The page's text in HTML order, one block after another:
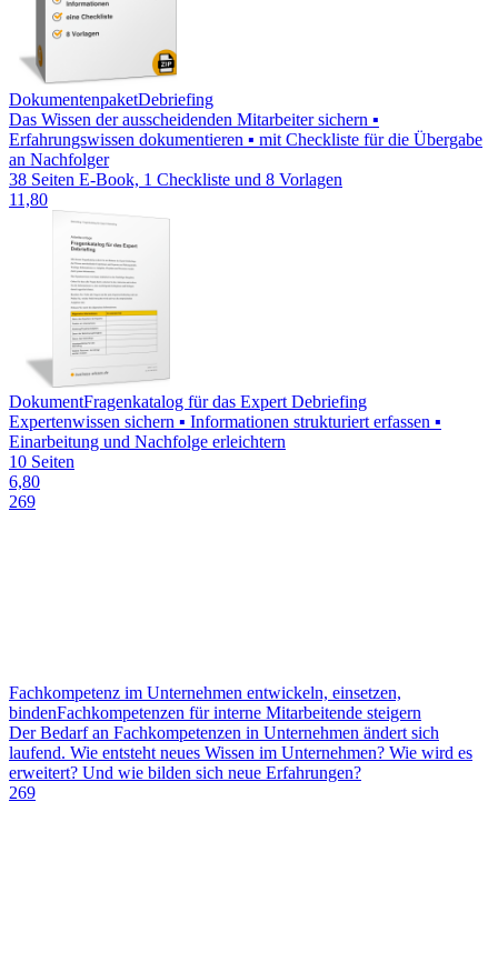
DokumentenpaketDebriefing
Das Wissen der ausscheidenden Mitarbeiter sichern ▪
Erfahrungswissen dokumentieren ▪ mit Checkliste für die Übergabe
an Nachfolger
38 Seiten E-Book, 1 Checkliste und 8 Vorlagen
11,80
DokumentFragenkatalog für das Expert Debriefing
Expertenwissen sichern ▪ Informationen strukturiert erfassen ▪
Einarbeitung und Nachfolge erleichtern
10 Seiten
6,80
269
Fachkompetenz im Unternehmen entwickeln, einsetzen,
bindenFachkompetenzen für interne Mitarbeitende steigern
Der Bedarf an Fachkompetenzen in Unternehmen ändert sich
laufend. Wie entsteht neues Wissen im Unternehmen? Wie wird es
erweitert? Und wie bilden sich neue Erfahrungen?
269